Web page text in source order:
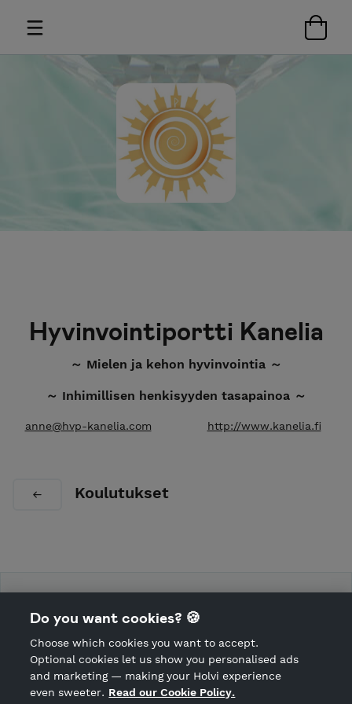
Hyvinvointiportti Kanelia
～ Mielen ja kehon hyvinvointia ～
～ Inhimillisen henkisyyden tasapainoa ～
anne@hvp-kanelia.com http://www.kanelia.fi
Koulutukset
CANCEL ORDER
Do you want cookies? 🍪
Choose which cookies you want to accept.
Optional cookies let us show you personalised ads
and marketing — making your Holvi experience
even sweeter. Read our Cookie Policy.